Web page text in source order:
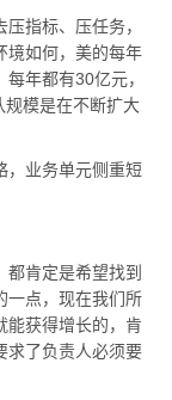
指标、压任务，
境如何，美的每年
年都有30亿元，
规模是在不断扩大
业务单元侧重短
肯定是希望找到
一点，现在我们所
能获得增长的，肯
了负责人必须要